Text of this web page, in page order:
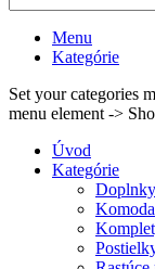
Menu
Kategórie
Set your categories
menu element ->
Úvod
Kategórie
Komoda